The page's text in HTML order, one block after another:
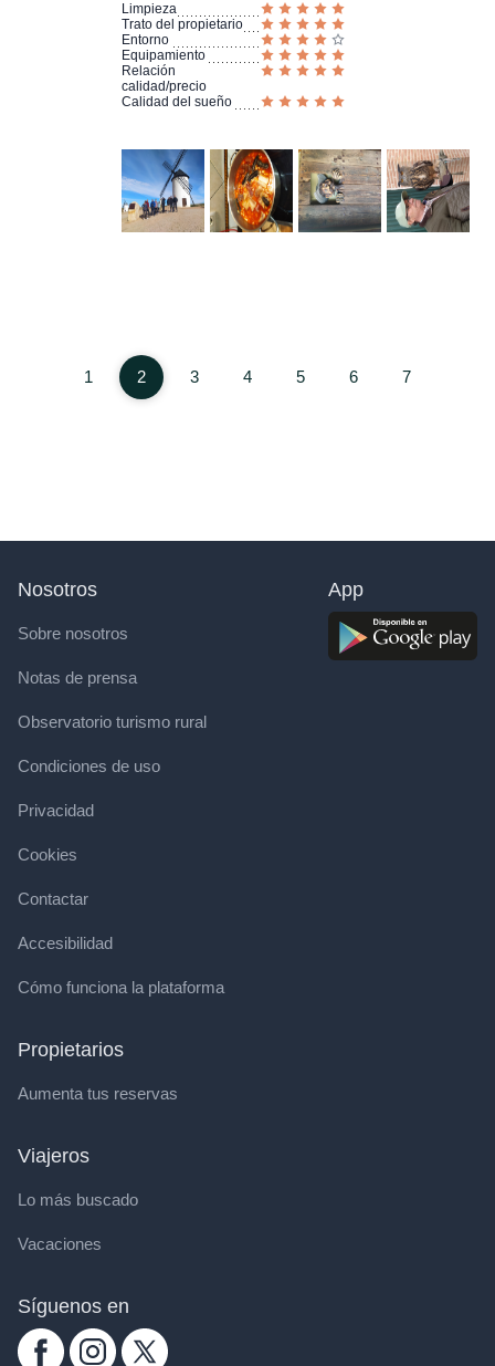
Limpieza
Trato del propietario
Entorno
Equipamiento
Relación
calidad/precio
Calidad del sueño
1 2 3 4 5 6 7
Nosotros
Sobre nosotros
Notas de prensa
Observatorio turismo rural
Condiciones de uso
Privacidad
Cookies
Contactar
Accesibilidad
Cómo funciona la plataforma
Propietarios
Aumenta tus reservas
Viajeros
Lo más buscado
Vacaciones
App
Síguenos en